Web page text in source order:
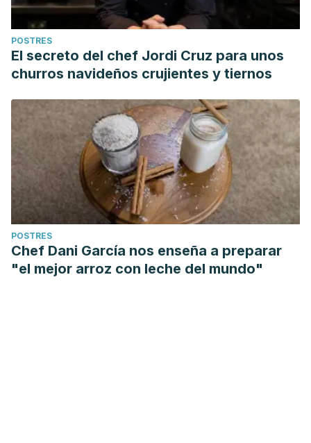
POSTRES
El secreto del chef Jordi Cruz para unos
churros navideños crujientes y tiernos
POSTRES
Chef Dani García nos enseña a preparar
"el mejor arroz con leche del mundo"